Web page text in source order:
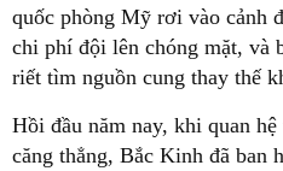
quốc phòng Mỹ rơi vào cảnh
chi phí đội lên chóng mặt, và
riết tìm nguồn cung thay thế
Hồi đầu năm nay, khi quan
căng thẳng, Bắc Kinh đã ban